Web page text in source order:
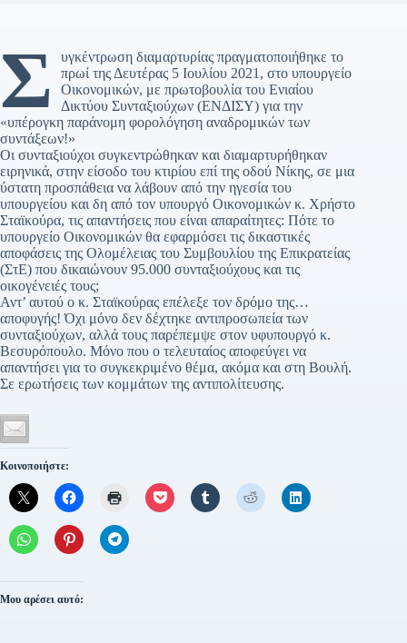
Σ
υγκέντρωση διαμαρτυρίας πραγματοποιήθηκε το
πρωί της Δευτέρας 5 Ιουλίου 2021, στο υπουργείο
Οικονομικών, με πρωτοβουλία του Ενιαίου
Δικτύου Συνταξιούχων (ΕΝΔΙΣΥ) για την
«υπέρογκη παράνομη φορολόγηση αναδρομικών των
συντάξεων!»
Οι συνταξιούχοι συγκεντρώθηκαν και διαμαρτυρήθηκαν
ειρηνικά, στην είσοδο του κτιρίου επί της οδού Νίκης, σε μια
ύστατη προσπάθεια να λάβουν από την ηγεσία του
υπουργείου και δη από τον υπουργό Οικονομικών κ. Χρήστο
Σταϊκούρα, τις απαντήσεις που είναι απαραίτητες: Πότε το
υπουργείο Οικονομικών θα εφαρμόσει τις δικαστικές
αποφάσεις της Ολομέλειας του Συμβουλίου της Επικρατείας
(ΣτΕ) που δικαιώνουν 95.000 συνταξιούχους και τις
οικογένειές τους;
Αντ’ αυτού ο κ. Σταϊκούρας επέλεξε τον δρόμο της…
αποφυγής! Όχι μόνο δεν δέχτηκε αντιπροσωπεία των
συνταξιούχων, αλλά τους παρέπεμψε στον υφυπουργό κ.
Βεσυρόπουλο. Μόνο που ο τελευταίος αποφεύγει να
απαντήσει για το συγκεκριμένο θέμα, ακόμα και στη Βουλή.
Σε ερωτήσεις των κομμάτων της αντιπολίτευσης.
Κοινοποιήστε:
Μου αρέσει αυτό: